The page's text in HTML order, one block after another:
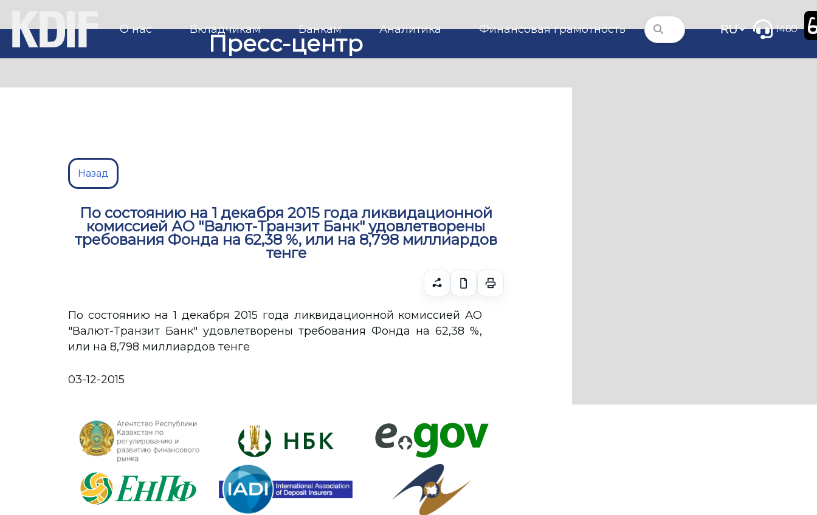
О нас Вкладчикам Банкам Аналитика Финансовая грамотность 1460
Пресс-центр
Назад
По состоянию на 1 декабря 2015 года ликвидационной
комиссией АО "Валют-Транзит Банк" удовлетворены
требования Фонда на 62,38 %, или на 8,798 миллиардов
тенге
По состоянию на 1 декабря 2015 года ликвидационной комиссией АО
"Валют-Транзит Банк" удовлетворены требования Фонда на 62,38 %,
или на 8,798 миллиардов тенге
03-12-2015